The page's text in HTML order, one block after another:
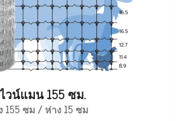
น์แมน 155 ซม.
155 ซม / ห่าง 15 ซม